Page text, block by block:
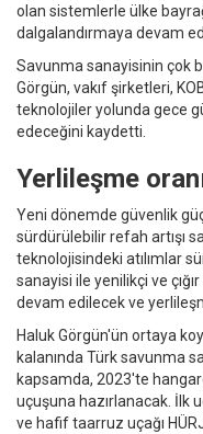
olan sistemlerle ülke
dalgalandırmaya devam
Savunma sanayisinin çok
Görgün, vakıf şirketleri,
teknolojiler yolunda gece
edeceğini kaydetti.
Yerlileşme
Yeni dönemde güvenlik
sürdürülebilir refah artışı
teknolojisindeki atılımlar
sanayisi ile yenilikçi ve
devam edilecek ve
Haluk Görgün'ün ortaya
kalanında Türk savunma
kapsamda, 2023'te
uçuşuna hazırlanacak. İlk
ve hafif taarruz uçağı